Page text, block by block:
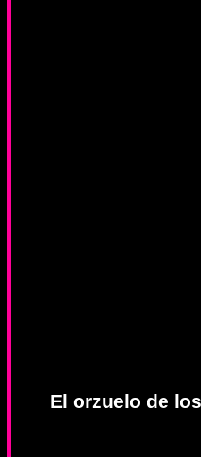
El orzuelo de